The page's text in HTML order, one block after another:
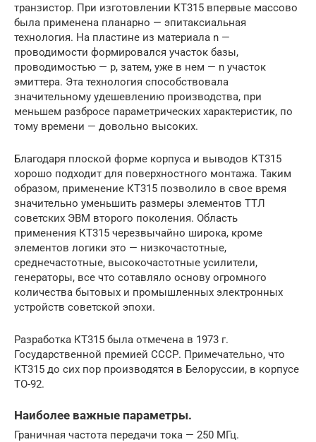
транзистор. При изготовлении КТ315 впервые массово
была применена планарно — эпитаксиальная
технология. На пластине из материала n —
проводимости формировался участок базы,
проводимостью — p, затем, уже в нем — n участок
эмиттера. Эта технология способствовала
значительному удешевлению производства, при
меньшем разбросе параметрических характеристик, по
тому времени — довольно высоких.
Благодаря плоской форме корпуса и выводов КТ315
хорошо подходит для поверхностного монтажа. Таким
образом, применение КТ315 позволило в свое время
значительно уменьшить размеры элементов ТТЛ
советских ЭВМ второго поколения. Область
применения КТ315 черезвычайно широка, кроме
элементов логики это — низкочастотные,
среднечастотные, высокочастотные усилители,
генераторы, все что сотавляло основу огромного
количества бытовых и промышленных электронных
устройств советской эпохи.
Разработка КТ315 была отмечена в 1973 г.
Государственной премией СССР. Примечательно, что
КТ315 до сих пор производятся в Белоруссии, в корпусе
ТО-92.
Наиболее важные параметры.
Граничная частота передачи тока — 250 МГц.